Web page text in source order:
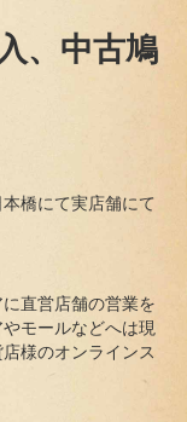
、中古鳩
橋にて実店舗にて
直営店舗の営業を
モールなどへは現
様のオンラインス